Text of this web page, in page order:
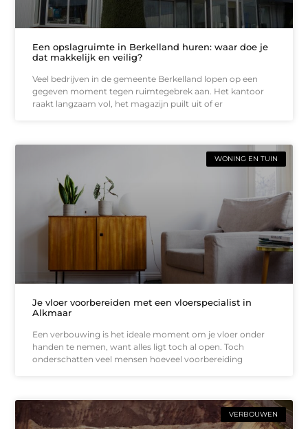
Een opslagruimte in Berkelland huren: waar doe je
dat makkelijk en veilig?
Veel bedrijven in de gemeente Berkelland lopen op een
gegeven moment tegen ruimtegebrek aan. Het kantoor
raakt langzaam vol, het magazijn puilt uit of er
WONING EN TUIN
Je vloer voorbereiden met een vloerspecialist in
Alkmaar
Een verbouwing is het ideale moment om je vloer onder
handen te nemen, want alles ligt toch al open. Toch
onderschatten veel mensen hoeveel voorbereiding
VERBOUWEN